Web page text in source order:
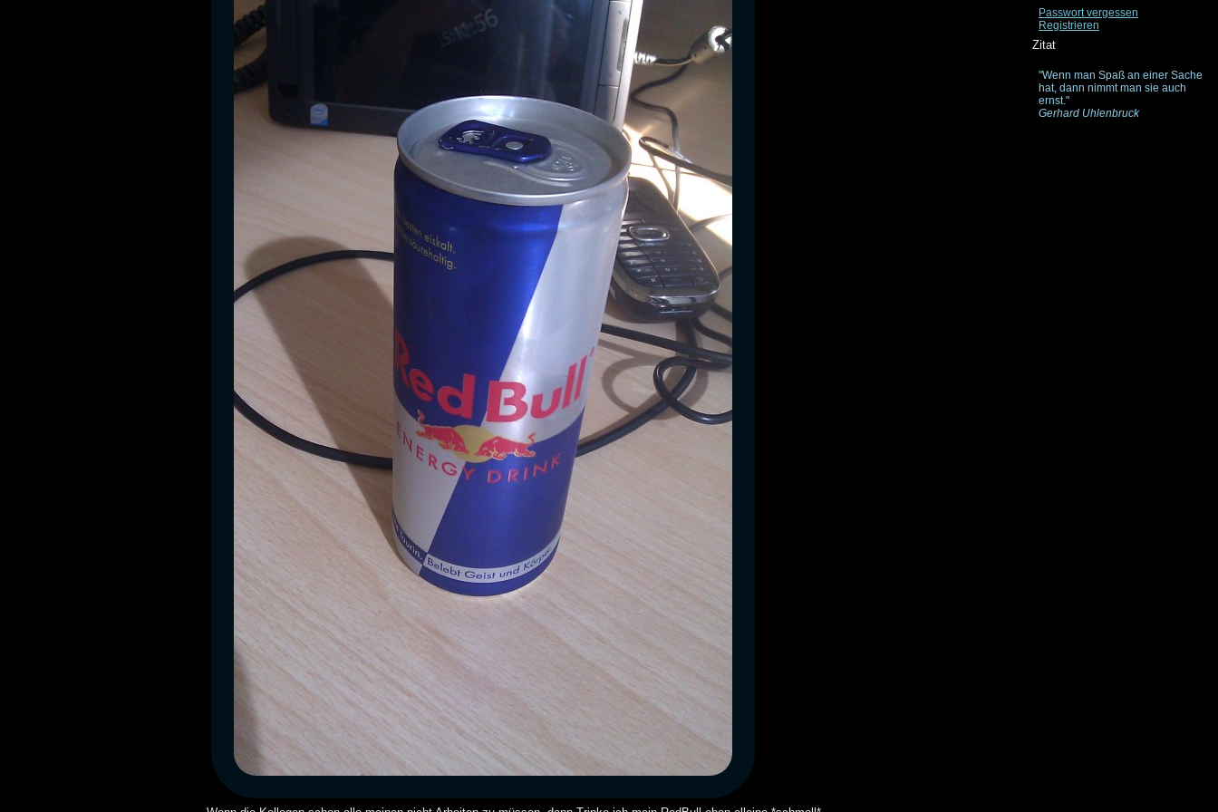
Passwort vergessen
Registrieren
Zitat
"Wenn man Spaß an einer Sache
hat, dann nimmt man sie auch
ernst."
Gerhard Uhlenbruck